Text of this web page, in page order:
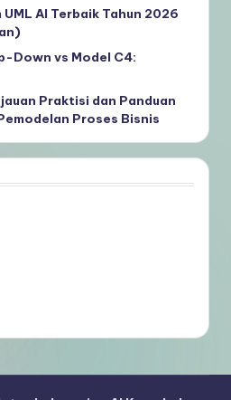
AI Terbaik Tahun 2026
Down vs Model C4:
Praktisi dan Panduan
Proses Bisnis